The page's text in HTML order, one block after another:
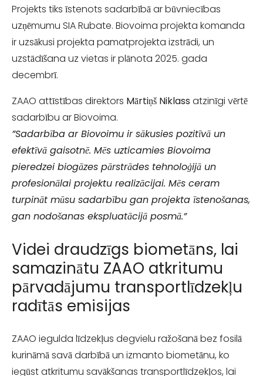
Projekts tiks īstenots sadarbībā ar būvniecības
uzņēmumu SIA Rubate. Biovoima projekta komanda
ir uzsākusi projekta pamatprojekta izstrādi, un
uzstādīšana uz vietas ir plānota 2025. gada
decembrī.
ZAAO attīstības direktors Mārtiņš Niklass atzinīgi vērtē
sadarbību ar Biovoima.
”Sadarbība ar Biovoimu ir sākusies pozitīvā un
efektīvā gaisotnē. Mēs uzticamies Biovoima
pieredzei biogāzes pārstrādes tehnoloģijā un
profesionālai projektu realizācijai. Mēs ceram
turpināt mūsu sadarbību gan projekta īstenošanas,
gan nodošanas ekspluatācijā posmā.”
Videi draudzīgs biometāns, lai
samazinātu ZAAO atkritumu
pārvadājumu transportlīdzekļu
radītās emisijas
ZAAO iegulda līdzekļus degvielu ražošanā bez fosilā
kurināmā savā darbībā un izmanto biometānu, ko
iegūst atkritumu savākšanas transportlīdzekļos, lai